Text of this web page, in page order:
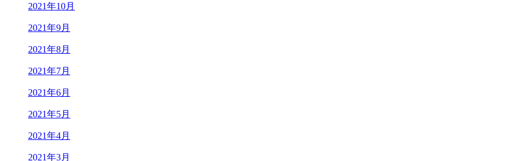
2021年10月
2021年9月
2021年8月
2021年7月
2021年6月
2021年5月
2021年4月
2021年3月